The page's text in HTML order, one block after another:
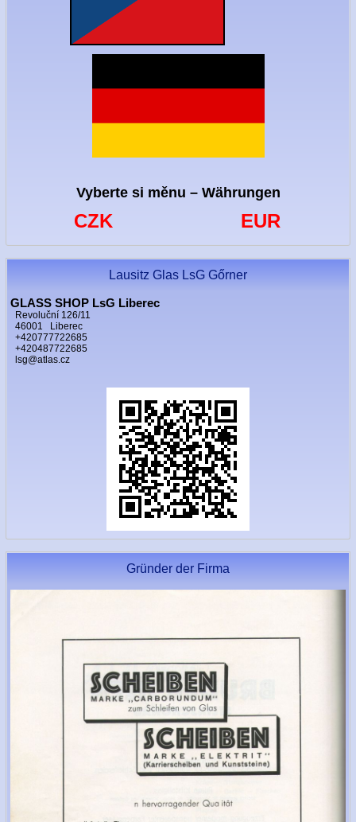
Vyberte si měnu – Währungen
CZK EUR
Lausitz Glas LsG Gőrner
GLASS SHOP LsG Liberec
Revoluční 126/11
46001 Liberec
+420777722685
+420487722685
lsg@atlas.cz
Gründer der Firma